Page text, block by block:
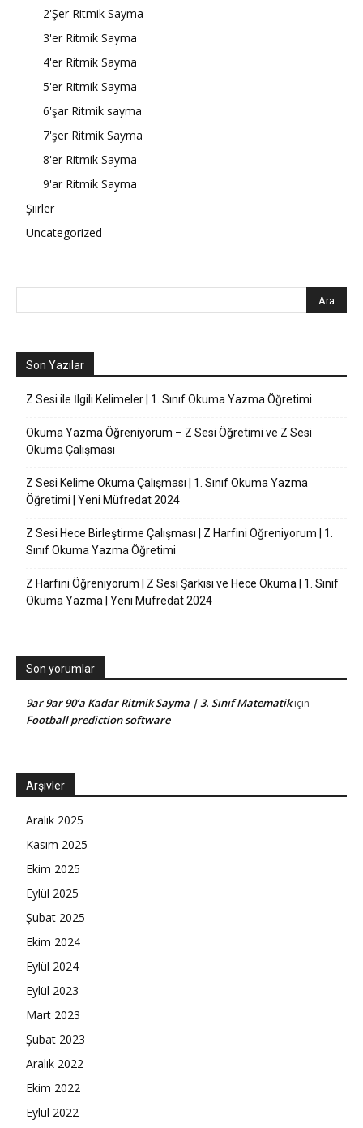
2'Şer Ritmik Sayma
3'er Ritmik Sayma
4'er Ritmik Sayma
5'er Ritmik Sayma
6'şar Ritmik sayma
7'şer Ritmik Sayma
8'er Ritmik Sayma
9'ar Ritmik Sayma
Şiirler
Uncategorized
Son Yazılar
Z Sesi ile İlgili Kelimeler | 1. Sınıf Okuma Yazma Öğretimi
Okuma Yazma Öğreniyorum – Z Sesi Öğretimi ve Z Sesi
Okuma Çalışması
Z Sesi Kelime Okuma Çalışması | 1. Sınıf Okuma Yazma
Öğretimi | Yeni Müfredat 2024
Z Sesi Hece Birleştirme Çalışması | Z Harfini Öğreniyorum | 1.
Sınıf Okuma Yazma Öğretimi
Z Harfini Öğreniyorum | Z Sesi Şarkısı ve Hece Okuma | 1. Sınıf
Okuma Yazma | Yeni Müfredat 2024
Son yorumlar
9ar 9ar 90’a Kadar Ritmik Sayma | 3. Sınıf Matematikiçin
Football prediction software
Arşivler
Aralık 2025
Kasım 2025
Ekim 2025
Eylül 2025
Şubat 2025
Ekim 2024
Eylül 2024
Eylül 2023
Mart 2023
Şubat 2023
Aralık 2022
Ekim 2022
Eylül 2022